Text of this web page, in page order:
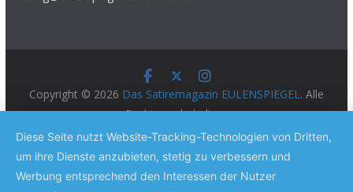
Copyright © 2026 Das Satiremagazin EULENSPIEGEL. Alle
Rechte vorbehalten.
Theme:ColorMag Provon ThemeGrill. Präsentiert von
WordPress.
Diese Seite nutzt Website-Tracking-Technologien von Dritten,
um ihre Dienste anzubieten, stetig zu verbessern und
Werbung entsprechend den Interessen der Nutzer